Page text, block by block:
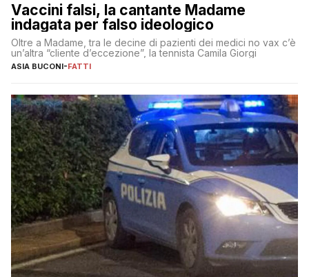
Vaccini falsi, la cantante Madame
indagata per falso ideologico
Oltre a Madame, tra le decine di pazienti dei medici no vax c’è
un’altra “cliente d’eccezione”, la tennista Camila Giorgi
ASIA BUCONI-FATTI